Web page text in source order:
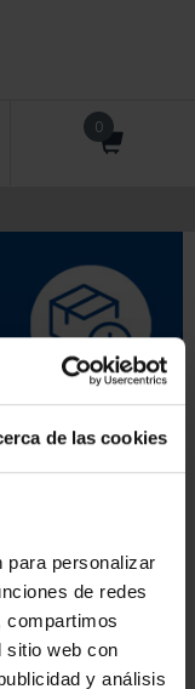
de las cookies
para personalizar
de redes
compartimos
sitio web con
y análisis
0